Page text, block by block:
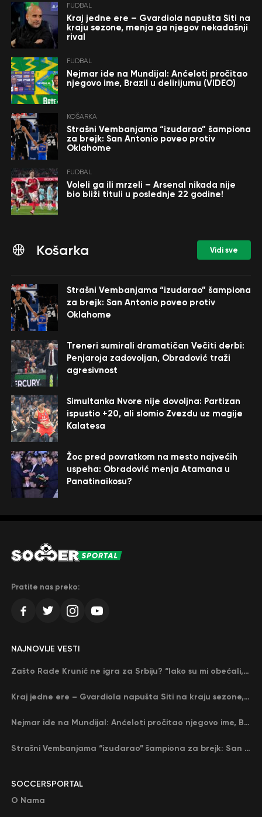
FUDBAL
Kraj jedne ere – Gvardiola napušta Siti na
kraju sezone, menja ga njegov nekadašnji
rival
FUDBAL
Nejmar ide na Mundijal: Anćeloti pročitao
njegovo ime, Brazil u delirijumu (VIDEO)
KOŠARKA
Strašni Vembanjama “izudarao” šampiona
za brejk: San Antonio poveo protiv
Oklahome
FUDBAL
Voleli ga ili mrzeli – Arsenal nikada nije
bio bliži tituli u poslednje 22 godine!
Košarka Vidi sve
Strašni Vembanjama “izudarao” šampiona
za brejk: San Antonio poveo protiv
Oklahome
Treneri sumirali dramatičan Večiti derbi:
Penjaroja zadovoljan, Obradović traži
agresivnost
Simultanka Nvore nije dovoljna: Partizan
ispustio +20, ali slomio Zvezdu uz magije
Kalatesa
Žoc pred povratkom na mesto najvećih
uspeha: Obradović menja Atamana u
Panatinaikosu?
Pratite nas preko:
SOCCERSPORTAL
O Nama
NAJNOVIJE VESTI
Zašto Rade Krunić ne igra za Srbiju? “Iako su mi obećali, niko me nije zvao…”
Kraj jedne ere – Gvardiola napušta Siti na kraju sezone, menja ga njegov nekadašnji rival
Nejmar ide na Mundijal: Anćeloti pročitao njegovo ime, Brazil u delirijumu (VIDEO)
Strašni Vembanjama “izudarao” šampiona za brejk: San Antonio poveo protiv Oklahome